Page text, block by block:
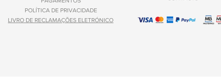
POLÍTICA DE PRIVACIDADE
LIVRO DE RECLAMAÇÕES ELETRÓNICO